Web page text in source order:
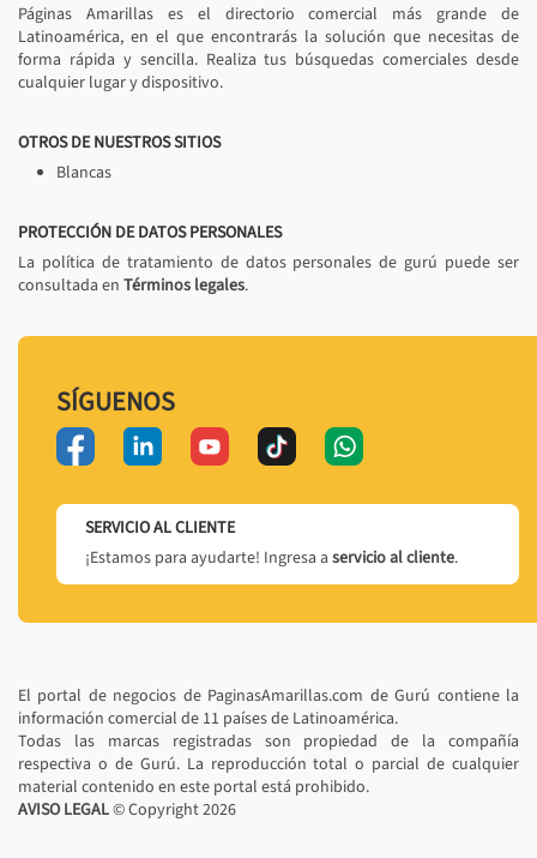
Páginas Amarillas es el directorio comercial más grande de
Latinoamérica, en el que encontrarás la solución que necesitas de
forma rápida y sencilla. Realiza tus búsquedas comerciales desde
cualquier lugar y dispositivo.
OTROS DE NUESTROS SITIOS
Blancas
PROTECCIÓN DE DATOS PERSONALES
La política de tratamiento de datos personales de gurú puede ser
consultada en Términos legales.
SÍGUENOS
SERVICIO AL CLIENTE
¡Estamos para ayudarte! Ingresa a servicio al cliente.
El portal de negocios de PaginasAmarillas.com de Gurú contiene la
información comercial de 11 países de Latinoamérica.
Todas las marcas registradas son propiedad de la compañía
respectiva o de Gurú. La reproducción total o parcial de cualquier
material contenido en este portal está prohibido.
AVISO LEGAL© Copyright2026